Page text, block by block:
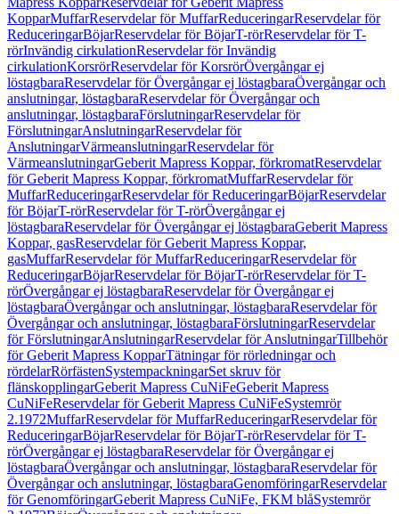
KopparMuffarReservdelar för MuffarReduceringarReservdelar för
ReduceringarBöjarReservdelar för BöjarT-rörReservdelar för T-
rörInvändig cirkulationReservdelar för Invändig
cirkulationKorsrörReservdelar för KorsrörÖvergångar ej
löstagbaraReservdelar för Övergångar ej löstagbaraÖvergångar och
anslutningar, löstagbaraReservdelar för Övergångar och
anslutningar, löstagbaraFörslutningarReservdelar för
FörslutningarAnslutningarReservdelar för
AnslutningarVärmeanslutningarReservdelar för
VärmeanslutningarGeberit Mapress Koppar, förkromatReservdelar
för Geberit Mapress Koppar, förkromatMuffarReservdelar för
MuffarReduceringarReservdelar för ReduceringarBöjarReservdelar
för BöjarT-rörReservdelar för T-rörÖvergångar ej
löstagbaraReservdelar för Övergångar ej löstagbaraGeberit Mapress
Koppar, gasReservdelar för Geberit Mapress Koppar,
gasMuffarReservdelar för MuffarReduceringarReservdelar för
ReduceringarBöjarReservdelar för BöjarT-rörReservdelar för T-
rörÖvergångar ej löstagbaraReservdelar för Övergångar ej
löstagbaraÖvergångar och anslutningar, löstagbaraReservdelar för
Övergångar och anslutningar, löstagbaraFörslutningarReservdelar
för FörslutningarAnslutningarReservdelar för AnslutningarTillbehör
för Geberit Mapress KopparTätningar för rörledningar och
rördelarRörfästenSystempackningarSet skruv för
flänskopplingarGeberit Mapress CuNiFeGeberit Mapress
CuNiFeReservdelar för Geberit Mapress CuNiFeSystemrör
2.1972MuffarReservdelar för MuffarReduceringarReservdelar för
ReduceringarBöjarReservdelar för BöjarT-rörReservdelar för T-
rörÖvergångar ej löstagbaraReservdelar för Övergångar ej
löstagbaraÖvergångar och anslutningar, löstagbaraReservdelar för
Övergångar och anslutningar, löstagbaraGenomföringarReservdelar
för GenomföringarGeberit Mapress CuNiFe, FKM blåSystemrör